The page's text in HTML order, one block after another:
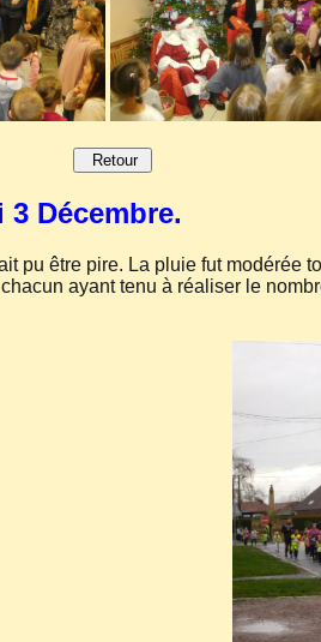
Retour
Décembre.
pu être pire. La pluie fut modérée
ayant tenu à réaliser le